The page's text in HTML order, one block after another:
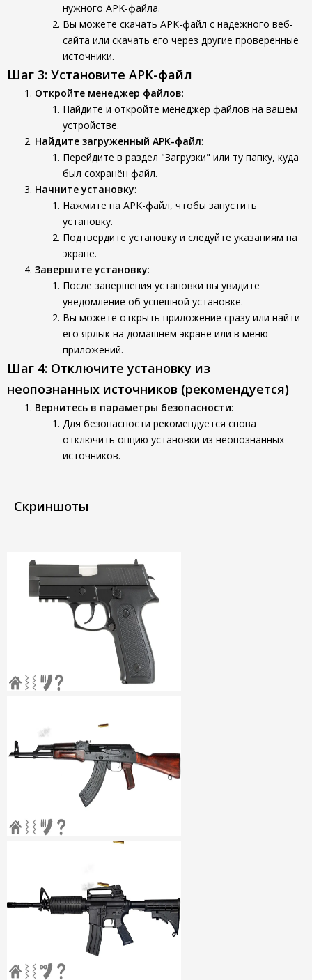
нужного APK-файла.
Вы можете скачать APK-файл с надежного веб-
сайта или скачать его через другие проверенные
источники.
Шаг 3: Установите APK-файл
Откройте менеджер файлов:
Найдите и откройте менеджер файлов на вашем
устройстве.
Найдите загруженный APK-файл:
Перейдите в раздел "Загрузки" или ту папку, куда
был сохранён файл.
Начните установку:
Нажмите на APK-файл, чтобы запустить
установку.
Подтвердите установку и следуйте указаниям на
экране.
Завершите установку:
После завершения установки вы увидите
уведомление об успешной установке.
Вы можете открыть приложение сразу или найти
его ярлык на домашнем экране или в меню
приложений.
Шаг 4: Отключите установку из
неопознанных источников (рекомендуется)
Вернитесь в параметры безопасности:
Для безопасности рекомендуется снова
отключить опцию установки из неопознанных
источников.
Скриншоты